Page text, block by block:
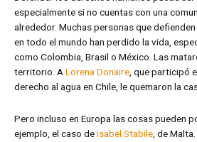
especialmente si no cuentas con una
alrededor. Muchas personas que
en todo el mundo han perdido la vida,
como Colombia, Brasil o México. Las
territorio. A Lorena Donaire , que participó
derecho al agua en Chile, le quemaron la
Pero incluso en Europa las cosas pueden
ejemplo, el caso deIsabel Stabile , de